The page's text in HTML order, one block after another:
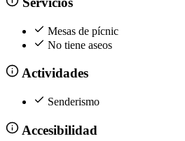
Mesas de pícnic
No tiene aseos
Actividades
Senderismo
Accesibilidad